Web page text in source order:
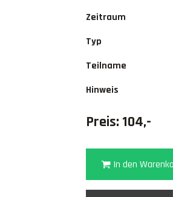
Zeitraum
Typ
Teilname
Hinweis
Preis: 104,-
In den